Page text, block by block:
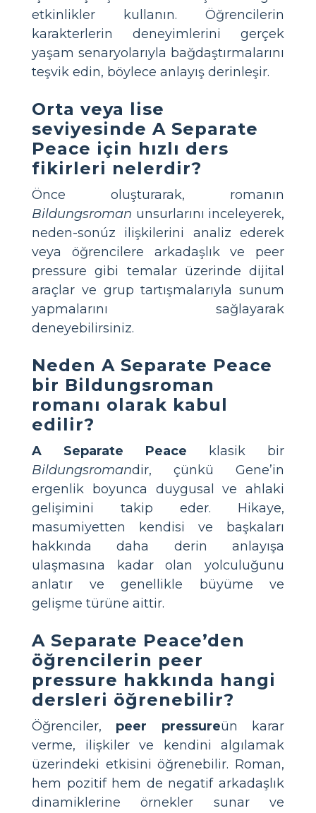
etkinlikler kullanın. Öğrencilerin
karakterlerin deneyimlerini gerçek
yaşam senaryolarıyla bağdaştırmalarını
teşvik edin, böylece anlayış derinleşir.
Orta veya lise
seviyesinde A Separate
Peace için hızlı ders
fikirleri nelerdir?
Önce oluşturarak, romanın
Bildungsroman unsurlarını inceleyerek,
neden-sonúz ilişkilerini analiz ederek
veya öğrencilere arkadaşlık ve peer
pressure gibi temalar üzerinde dijital
araçlar ve grup tartışmalarıyla sunum
yapmalarını sağlayarak
deneyebilirsiniz.
Neden A Separate Peace
bir Bildungsroman
romanı olarak kabul
edilir?
A Separate Peace klasik bir
Bildungsromandir, çünkü Gene’in
ergenlik boyunca duygusal ve ahlaki
gelişimini takip eder. Hikaye,
masumiyetten kendisi ve başkaları
hakkında daha derin anlayışa
ulaşmasına kadar olan yolculuğunu
anlatır ve genellikle büyüme ve
gelişme türüne aittir.
A Separate Peace’den
öğrencilerin peer
pressure hakkında hangi
dersleri öğrenebilir?
Öğrenciler, peer pressureün karar
verme, ilişkiler ve kendini algılamak
üzerindeki etkisini öğrenebilir. Roman,
hem pozitif hem de negatif arkadaşlık
dinamiklerine örnekler sunar ve